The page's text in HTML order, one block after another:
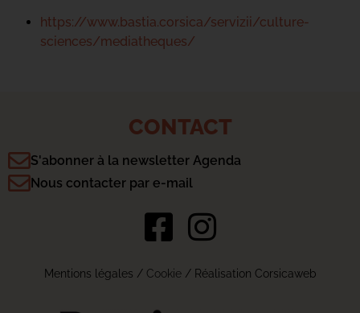
https://www.bastia.corsica/servizii/culture-
sciences/mediatheques/
CONTACT
S'abonner à la newsletter Agenda
Nous contacter par e-mail
Mentions légales / Cookie/ Réalisation Corsicaweb